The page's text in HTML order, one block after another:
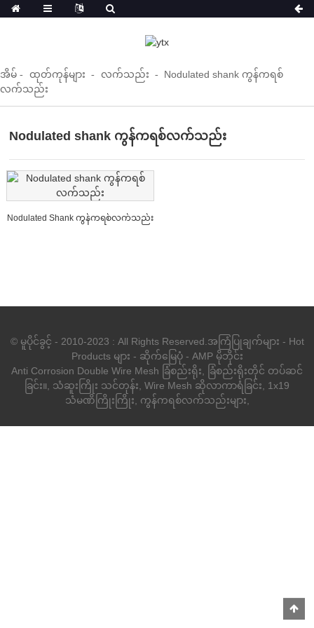
အိမ် ထုတ်ကုန်များ လက်သည်း
Nodulated shank ကွန်ကရစ်
လက်သည်း
Nodulated shank ကွန်ကရစ်လက်သည်း
Nodulated Shank ကွန်ကရစ်လက်သည်း
© မူပိုင်ခွင့် - 2010-2023 : All Rights Reserved. အကြံပြုချက်များ - Hot
Products များ - ဆိုက်မြေပုံ- AMP မိုဘိုင်း
Anti Corrosion Double Wire Mesh ခြံစည်းရိုး
ခြံစည်းရိုးတိုင် တပ်ဆင်
ခြင်း။
သံဆူးကြိုး သင်တုန်း Wire Mesh ဆိုလာကာရံခြင်း
1x19
သံမဏိကြိုးကြိုး
ကွန်ကရစ်လက်သည်းများ